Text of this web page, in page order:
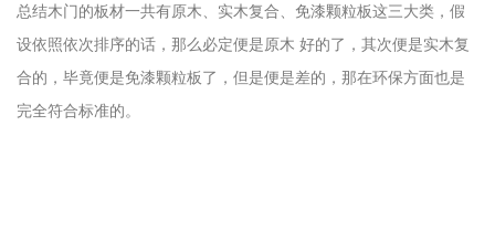
总结木门的板材一共有原木、实木复合、免漆颗粒板这三大类，假
设依照依次排序的话，那么必定便是原木 好的了，其次便是实木复
合的，毕竟便是免漆颗粒板了，但是便是差的，那在环保方面也是
完全符合标准的。